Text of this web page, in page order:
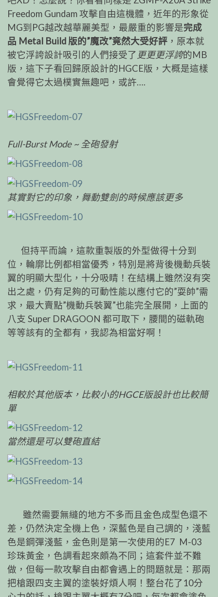
Freedom Gundam 攻擊自由這機體，近年的形象從
MG到PG越改越華麗美型，最嚴重的影響是完成
品 Metal Build 版的”魔改”竟然大受好評 ，原本就
被它浮誇設計吸引的人們接受了 更更更浮誇的MB
版，這下子看回歸原設計的HGCE版，大概是這樣
會覺得它太過樸實無趣吧，或許….
Full-Burst Mode ~ 全砲發射
其實對它的印象，舞動雙劍的時候應該更多
但持平而論，這款重製版的外型做得十分到
位，輪廓比例都相當優秀，特別是將背後機動兵裝
翼的明顯大型化，十分吸睛！在結構上雖然沒有突
出之處，仍有足夠的可動性能以應付它的”耍帥”需
求，最大賣點”機動兵裝翼”也能完全展開，上面的
八支 Super DRAGOON 都可取下，腰間的磁軌砲
等等該有的全都有，我認為相當好啊！
相較於其他版本，比較小的HGCE版設計也比較簡
單
當然還是可以雙砲直結
雖然需要無縫的地方不多而且金色成型色還不
差，仍然決定全機上色，深藍色是自己調的，淺藍
色是鋼彈淺藍，金色則是第一次使用的E7 M-03
珍珠黃金，色調看起來頗為不同；這套件並不難
做，但每一款攻擊自由都會遇上的問題就是：那兩
把槍跟四支主翼的塗裝好煩人啊！整台花了10分